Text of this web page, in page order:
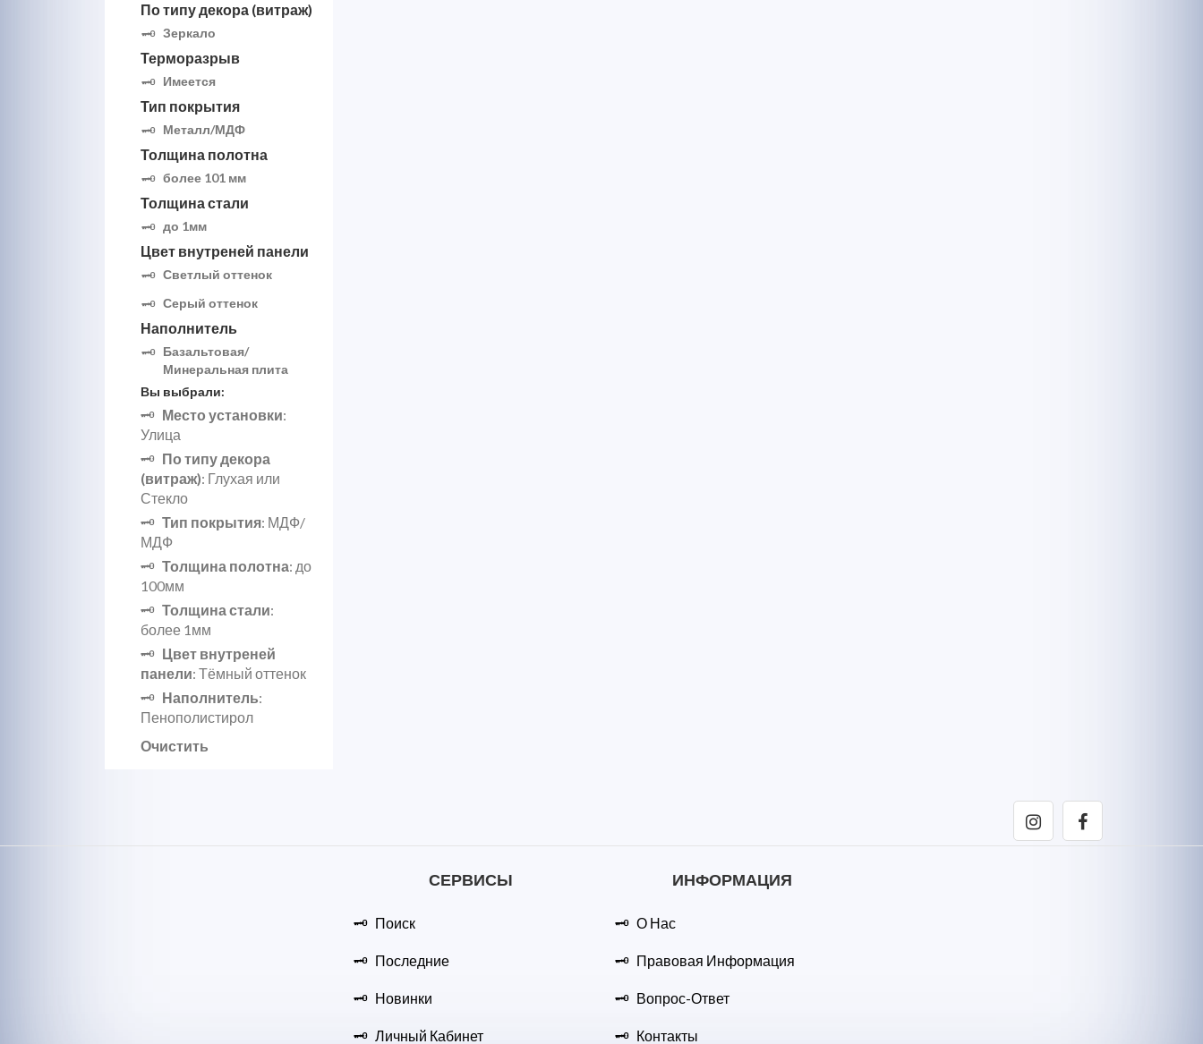
По типу декора (витраж)
Зеркало
Терморазрыв
Имеется
Тип покрытия
Металл/МДФ
Толщина полотна
более 101 мм
Толщина стали
до 1мм
Цвет внутреней панели
Светлый оттенок
Серый оттенок
Наполнитель
Базальтовая/
Минеральная плита
Вы выбрали:
Место установки:
Улица
По типу декора
(витраж): Глухая или
Стекло
Тип покрытия: МДФ/
МДФ
Толщина полотна: до
100мм
Толщина стали:
более 1мм
Цвет внутреней
панели: Тёмный оттенок
Наполнитель:
Пенополистирол
Очистить
СЕРВИСЫ
Поиск
Последние
Новинки
Личный Кабинет
ИНФОРМАЦИЯ
О Нас
Правовая Информация
Вопрос-Ответ
Контакты